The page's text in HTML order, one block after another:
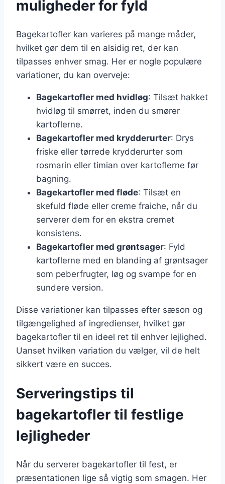
muligheder for fyld
Bagekartofler kan varieres på mange måder,
hvilket gør dem til en alsidig ret, der kan
tilpasses enhver smag. Her er nogle populære
variationer, du kan overveje:
Bagekartofler med hvidløg: Tilsæt hakket
hvidløg til smørret, inden du smører
kartoflerne.
Bagekartofler med krydderurter: Drys
friske eller tørrede krydderurter som
rosmarin eller timian over kartoflerne før
bagning.
Bagekartofler med fløde: Tilsæt en
skefuld fløde eller creme fraiche, når du
serverer dem for en ekstra cremet
konsistens.
Bagekartofler med grøntsager: Fyld
kartoflerne med en blanding af grøntsager
som peberfrugter, løg og svampe for en
sundere version.
Disse variationer kan tilpasses efter sæson og
tilgængelighed af ingredienser, hvilket gør
bagekartofler til en ideel ret til enhver lejlighed.
Uanset hvilken variation du vælger, vil de helt
sikkert være en succes.
Serveringstips til
bagekartofler til festlige
lejligheder
Når du serverer bagekartofler til fest, er
præsentationen lige så vigtig som smagen. Her